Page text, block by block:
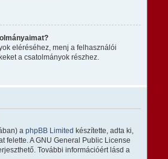
eléréséhez, menj a felhasználói
a csatolmányok részhez.
a phpBB Limited készítette, adta ki,
felette. A GNU General Public License
További információért lásd a